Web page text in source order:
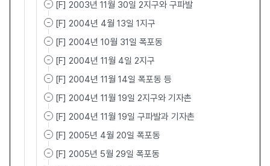
[F] 2003년 11월 30일 2지구와 구파발
[F] 2004년 4월 13일 1지구
[F] 2004년 10월 31일 폭포동
[F] 2004년 11월 4일 2지구
[F] 2004년 11월 14일 폭포동 등
[F] 2004년 11월 19일 2지구와 기자촌
[F] 2004년 11월 19일 구파발과 기자촌
[F] 2005년 4월 20일 폭포동
[F] 2005년 5월 29일 폭포동